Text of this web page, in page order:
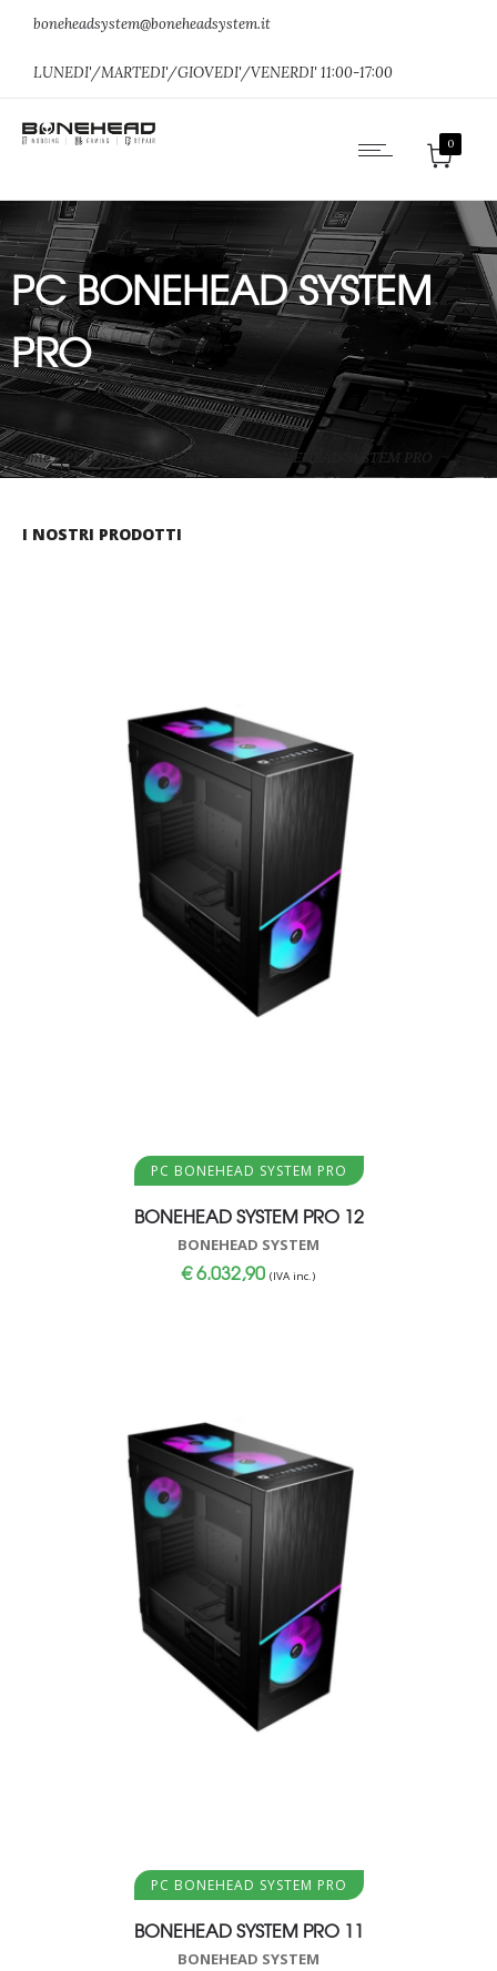
boneheadsystem@boneheadsystem.it
LUNEDI'/MARTEDI'/GIOVEDI'/VENERDI' 11:00-17:00
0
PC BONEHEAD SYSTEM
PRO
Home»PC BONEHEAD SYSTEM PC BONEHEAD SYSTEM PRO
I NOSTRI PRODOTTI
Aggiungi al carrello
PC BONEHEAD SYSTEM PRO
BONEHEAD SYSTEM PRO 12
BONEHEAD SYSTEM
€6.032,90 (IVA inc.)
Aggiungi al carrello
PC BONEHEAD SYSTEM PRO
BONEHEAD SYSTEM PRO 11
BONEHEAD SYSTEM